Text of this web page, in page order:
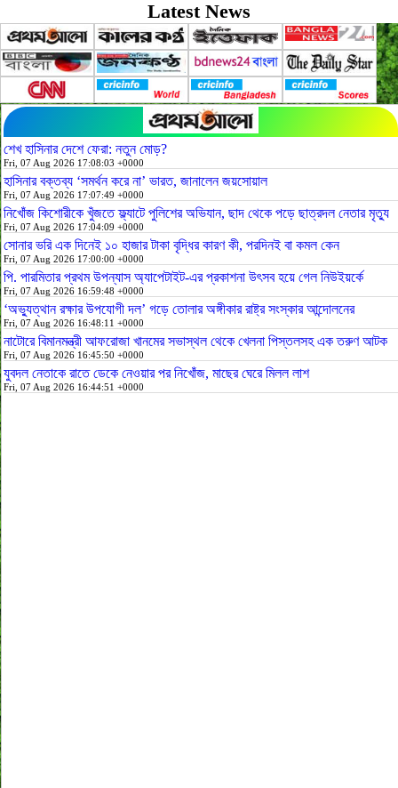
Latest News
শেখ হাসিনার দেশে ফেরা: নতুন মোড়?
Fri, 07 Aug 2026 17:08:03 +0000
হাসিনার বক্তব্য ‘সমর্থন করে না’ ভারত, জানালেন জয়সোয়াল
Fri, 07 Aug 2026 17:07:49 +0000
নিখোঁজ কিশোরীকে খুঁজতে ফ্ল্যাটে পুলিশের অভিযান, ছাদ থেকে পড়ে ছাত্রদল নেতার মৃত্যু
Fri, 07 Aug 2026 17:04:09 +0000
সোনার ভরি এক দিনেই ১০ হাজার টাকা বৃদ্ধির কারণ কী, পরদিনই বা কমল কেন
Fri, 07 Aug 2026 17:00:00 +0000
পি. পারমিতার প্রথম উপন্যাস অ্যাপেটাইট-এর প্রকাশনা উৎসব হয়ে গেল নিউইয়র্কে
Fri, 07 Aug 2026 16:59:48 +0000
‘অভ্যুত্থান রক্ষার উপযোগী দল’ গড়ে তোলার অঙ্গীকার রাষ্ট্র সংস্কার আন্দোলনের
Fri, 07 Aug 2026 16:48:11 +0000
নাটোরে বিমানমন্ত্রী আফরোজা খানমের সভাস্থল থেকে খেলনা পিস্তলসহ এক তরুণ আটক
Fri, 07 Aug 2026 16:45:50 +0000
যুবদল নেতাকে রাতে ডেকে নেওয়ার পর নিখোঁজ, মাছের ঘেরে মিলল লাশ
Fri, 07 Aug 2026 16:44:51 +0000